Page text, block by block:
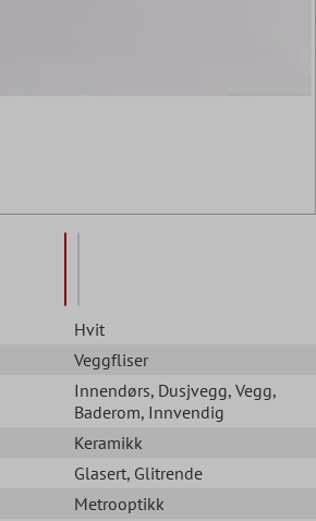
Hvit
Veggfliser
Innendørs, Dusjvegg, Vegg,
Baderom, Innvendig
Keramikk
Glasert, Glitrende
Metrooptikk